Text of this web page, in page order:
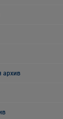
архив